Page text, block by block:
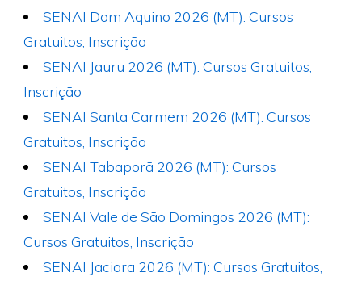
SENAI Dom Aquino 2026 (MT): Cursos
Gratuitos, Inscrição
SENAI Jauru 2026 (MT): Cursos Gratuitos,
Inscrição
SENAI Santa Carmem 2026 (MT): Cursos
Gratuitos, Inscrição
SENAI Tabaporã 2026 (MT): Cursos
Gratuitos, Inscrição
SENAI Vale de São Domingos 2026 (MT):
Cursos Gratuitos, Inscrição
SENAI Jaciara 2026 (MT): Cursos Gratuitos,